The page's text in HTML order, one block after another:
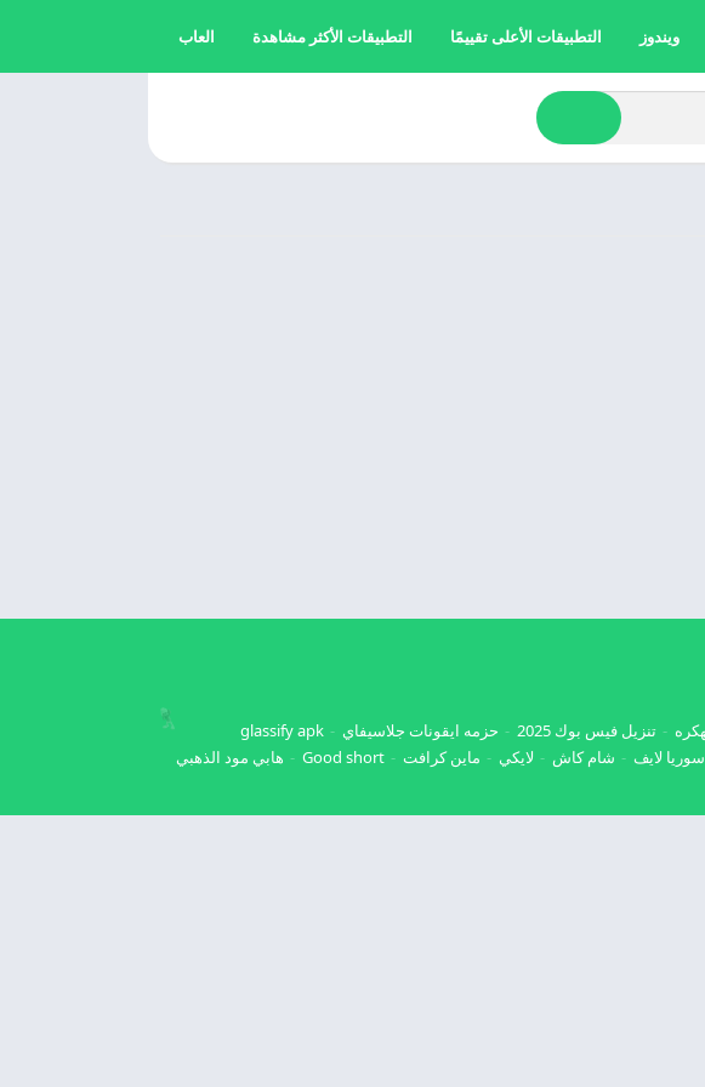
ويندوز التطبيقات الأعلى تقييمًا التطبيقات الأكثر مشاهدة العاب
تنزيل فيس بوك 2025 حزمه ايقونات جلاسيفاي
glassify apk
سوريا لايف شام كاش لايكي ماين كرافت Good short
هابي مود الذهبي